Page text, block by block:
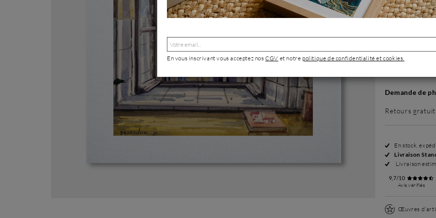
180 €
Demande de
Retours
En stock,
Livraison
Livraison
9,7/10
Avis vérifiés
Œuvres
En vous inscrivant vous acceptez nosCGV et notre politique de confidentialité et cookies.